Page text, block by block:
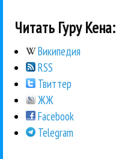
Читать Гуру Кена:
Википедия
RSS
Твиттер
ЖЖ
Facebook
Telegram